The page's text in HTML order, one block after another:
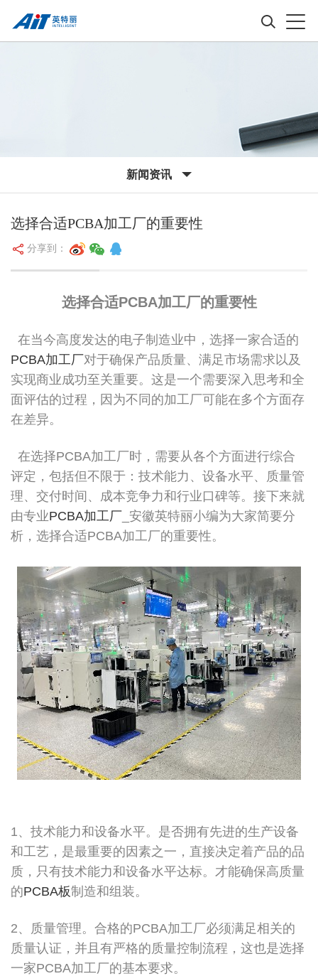
新闻资讯
选择合适PCBA加工厂的重要性
分享到：
选择合适PCBA加工厂的重要性
在当今高度发达的电子制造业中，选择一家合适的
PCBA加工厂对于确保产品质量、满足市场需求以及
实现商业成功至关重要。这是一个需要深入思考和全
面评估的过程，因为不同的加工厂可能在多个方面存
在差异。
在选择PCBA加工厂时，需要从各个方面进行综合
评定，包括但不限于：技术能力、设备水平、质量管
理、交付时间、成本竞争力和行业口碑等。接下来就
由专业PCBA加工厂 _安徽英特丽小编为大家简要分
析，选择合适PCBA加工厂的重要性。
1、技术能力和设备水平。是否拥有先进的生产设备
和工艺，是最重要的因素之一，直接决定着产品的品
质，只有技术能力和设备水平达标。才能确保高质量
的PCBA板制造和组装。
2、质量管理。合格的PCBA加工厂必须满足相关的
质量认证，并且有严格的质量控制流程，这也是选择
一家PCBA加工厂的基本要求。